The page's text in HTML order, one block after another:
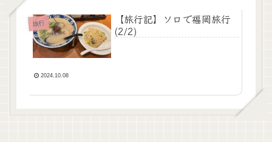
旅行
【旅行記】ソロで福岡旅行
(2/2)
2024.10.08